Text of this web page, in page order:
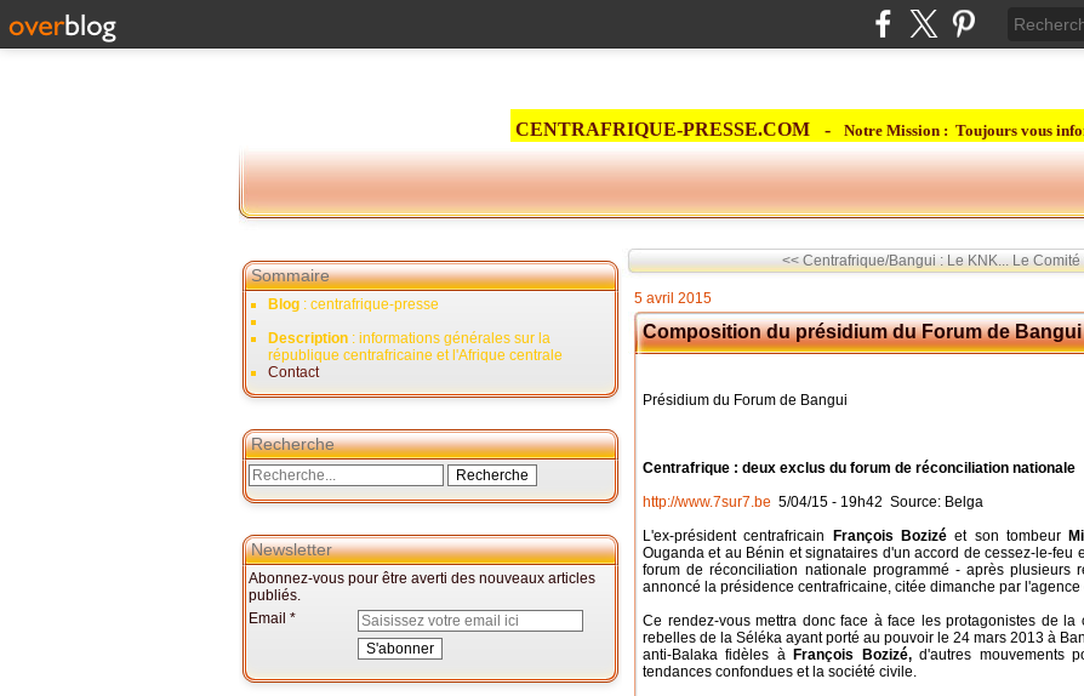
CENTRAFRIQUE-PRESSE.COM - Notre Mission : Toujours vous
Sommaire
Blog : centrafrique-presse
Description : informations générales sur la
république centrafricaine et l'Afrique centrale
Contact
Recherche
Newsletter
Abonnez-vous pour être averti des nouveaux articles
publiés.
Email
<< Centrafrique/Bangui : Le KNK... Le Comité
5 avril 2015
Composition du présidium du Forum de Bangui
Présidium du Forum de Bangui
Centrafrique : deux exclus du forum de réconciliation nationale
http://www.7sur7.be 5/04/15 - 19h42 Source: Belga
L'ex-président centrafricain
François Bozizé et son tombeur
Ouganda et au Bénin et signataires d'un accord de cessez-le-feu
forum de réconciliation nationale programmé - après
annoncé la présidence centrafricaine, citée dimanche par
Ce rendez-vous mettra donc face à face les protagonistes de
rebelles de la Séléka ayant porté au pouvoir le 24 mars 2013 à
anti-Balaka fidèles à François Bozizé,d'autres mouvements
tendances confondues et la société civile.